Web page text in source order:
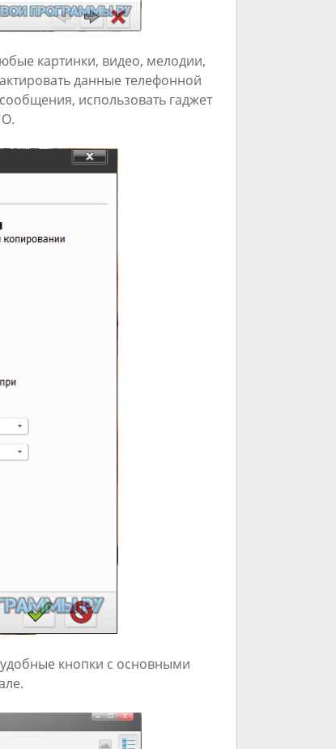
картинки, видео, мелодии,
данные телефонной
использовать гаджет
кнопки с основными